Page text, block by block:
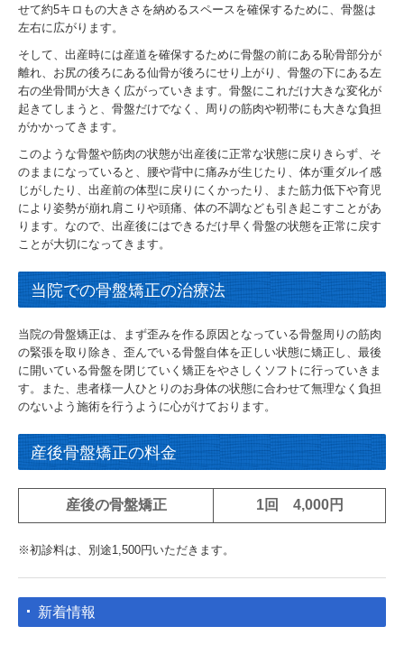
せて約5キロもの大きさを納めるスペースを確保するために、骨盤は
左右に広がります。
そして、出産時には産道を確保するために骨盤の前にある恥骨部分が
離れ、お尻の後ろにある仙骨が後ろにせり上がり、骨盤の下にある左
右の坐骨間が大きく広がっていきます。骨盤にこれだけ大きな変化が
起きてしまうと、骨盤だけでなく、周りの筋肉や靭帯にも大きな負担
がかかってきます。
このような骨盤や筋肉の状態が出産後に正常な状態に戻りきらず、そ
のままになっていると、腰や背中に痛みが生じたり、体が重ダルイ感
じがしたり、出産前の体型に戻りにくかったり、また筋力低下や育児
により姿勢が崩れ肩こりや頭痛、体の不調なども引き起こすことがあ
ります。なので、出産後にはできるだけ早く骨盤の状態を正常に戻す
ことが大切になってきます。
当院での骨盤矯正の治療法
当院の骨盤矯正は、まず歪みを作る原因となっている骨盤周りの筋肉
の緊張を取り除き、歪んでいる骨盤自体を正しい状態に矯正し、最後
に開いている骨盤を閉じていく矯正をやさしくソフトに行っていきま
す。また、患者様一人ひとりのお身体の状態に合わせて無理なく負担
のないよう施術を行うように心がけております。
産後骨盤矯正の料金
産後の骨盤矯正 1回 4,000円
※初診料は、別途1,500円いただきます。
新着情報